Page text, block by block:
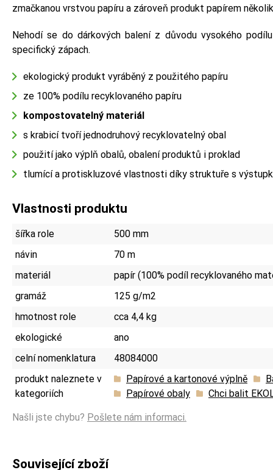
zmačkanou vrstvou papíru a zároveň produkt papírem
Nehodí se do dárkových balení z důvodu vysokého
specifický zápach.
ekologický produkt vyráběný z použitého papíru
ze 100% podílu recyklovaného papíru
kompostovatelný materiál
s krabicí tvoří jednodruhový recyklovatelný obal
použití jako výplň obalů, obalení produktů i proklad
tlumící a protiskluzové vlastnosti díky struktuře s
Vlastnosti produktu
šířka role
500 mm
návin
70 m
materiál
papír (100% podíl recyklovaného
gramáž
125 g/m2
hmotnost role
cca 4,4 kg
ekologické
ano
celní nomenklatura
48084000
produkt naleznete v
kategoriích
Papírové a kartonové výplně
Papírové obaly
Chci balit
Našli jste chybu? Pošlete nám informaci.
Související zboží